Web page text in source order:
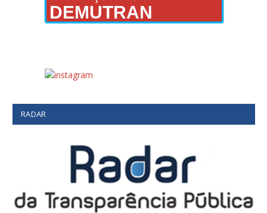
DEMUTRAN
RADAR